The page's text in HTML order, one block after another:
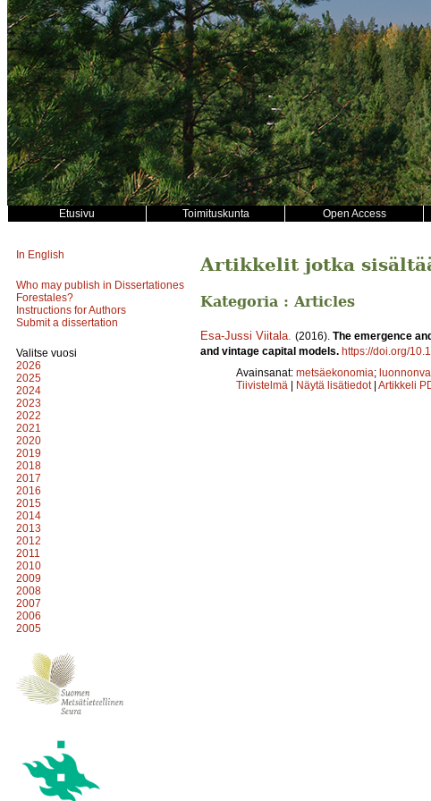
Etusivu Toimituskunta Open Access
In English
Who may publish in Dissertationes
Forestales?
Instructions for Authors
Submit a dissertation
Valitse vuosi
2026
2025
2024
2023
2022
2021
2020
2019
2018
2017
2016
2015
2014
2013
2012
2011
2010
2009
2008
2007
2006
2005
Artikkelit jotka
Kategoria : Articles
Esa-Jussi Viitala (2016). The emergence
and vintage capital models. https://doi.org/
Avainsanat: metsäekonomia;
Tiivistelmä | Näytä lisätiedot | Artikkeli